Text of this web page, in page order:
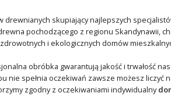
drewnianych skupiający najlepszych
pochodzącego z regionu Skandynawii,
i ekologicznych domów
obróbka gwarantują jakość i trwałość
nie spełnia oczekiwań zawsze możesz
zgodny z oczekiwaniami indywidualny